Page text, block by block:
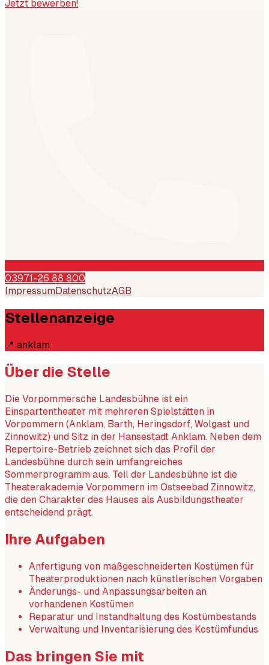
Jetzt bewerben!
03971-26 88 800
Impressum DatenschutzAGB
Stellenanzeige
📍 anklam
Über die Stelle
Die Vorpommersche Landesbühne ist ein
Einspartentheater mit mehreren Spielstätten in
Vorpommern (Anklam, Barth, Heringsdorf, Wolgast und
Zinnowitz) und Sitz in der Hansestadt Anklam. Neben dem
Repertoire-Betrieb zeichnet sich das Profil der
Landesbühne durch sein umfangreiches
Sommerprogramm aus. Teil der Landesbühne ist die
Theaterakademie Vorpommern im Ostseebad Zinnowitz,
die den Charakter des Hauses als Ausbildungstheater
entscheidend prägt.
Ihre Aufgaben
Anfertigung von maßgeschneiderten Kostümen für
Theaterproduktionen nach künstlerischen Vorgaben
Änderungs- und Anpassungsarbeiten an
vorhandenen Kostümen
Reparatur und Instandhaltung des Kostümbestands
Verwaltung und Inventarisierung des Kostümfundus
Das bringen Sie mit